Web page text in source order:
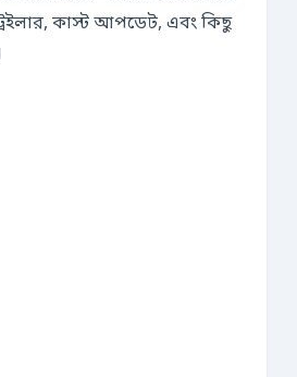
কাস্ট আপডেট, এবং কিছু